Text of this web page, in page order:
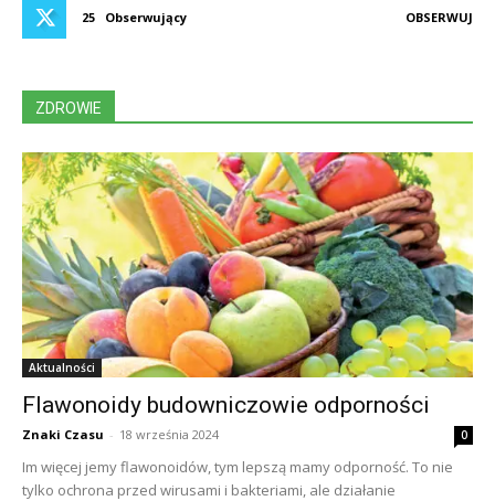
25 Obserwujący OBSERWUJ
ZDROWIE
Aktualności
Flawonoidy budowniczowie odporności
Znaki Czasu - 18 września 2024 0
Im więcej jemy flawonoidów, tym lepszą mamy odporność. To nie
tylko ochrona przed wirusami i bakteriami, ale działanie